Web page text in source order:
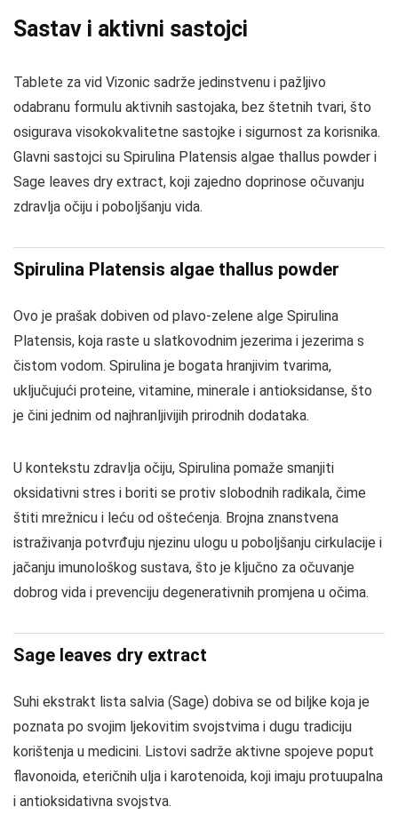
Sastav i aktivni sastojci
Tablete za vid Vizonic sadrže jedinstvenu i pažljivo
odabranu formulu aktivnih sastojaka, bez štetnih tvari, što
osigurava visokokvalitetne sastojke i sigurnost za korisnika.
Glavni sastojci su Spirulina Platensis algae thallus powder i
Sage leaves dry extract, koji zajedno doprinose očuvanju
zdravlja očiju i poboljšanju vida.
Spirulina Platensis algae thallus powder
Ovo je prašak dobiven od plavo-zelene alge Spirulina
Platensis, koja raste u slatkovodnim jezerima i jezerima s
čistom vodom. Spirulina je bogata hranjivim tvarima,
uključujući proteine, vitamine, minerale i antioksidanse, što
je čini jednim od najhranljivijih prirodnih dodataka.
U kontekstu zdravlja očiju, Spirulina pomaže smanjiti
oksidativni stres i boriti se protiv slobodnih radikala, čime
štiti mrežnicu i leću od oštećenja. Brojna znanstvena
istraživanja potvrđuju njezinu ulogu u poboljšanju cirkulacije i
jačanju imunološkog sustava, što je ključno za očuvanje
dobrog vida i prevenciju degenerativnih promjena u očima.
Sage leaves dry extract
Suhi ekstrakt lista salvia (Sage) dobiva se od biljke koja je
poznata po svojim ljekovitim svojstvima i dugu tradiciju
korištenja u medicini. Listovi sadrže aktivne spojeve poput
flavonoida, eteričnih ulja i karotenoida, koji imaju protuupalna
i antioksidativna svojstva.